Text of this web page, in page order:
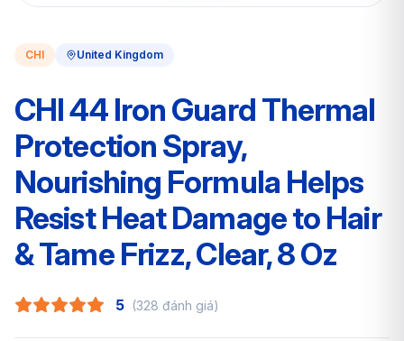
CHI United Kingdom
CHI 44 Iron Guard Thermal
Protection Spray,
Nourishing Formula Helps
Resist Heat Damage to Hair
& Tame Frizz, Clear, 8 Oz
5 (328 đánh giá)